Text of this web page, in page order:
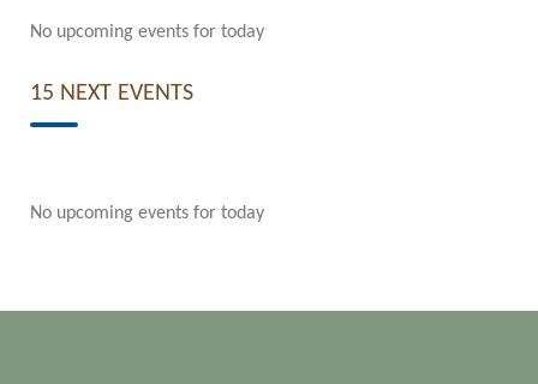
No upcoming events for today
15 NEXT EVENTS
No upcoming events for today